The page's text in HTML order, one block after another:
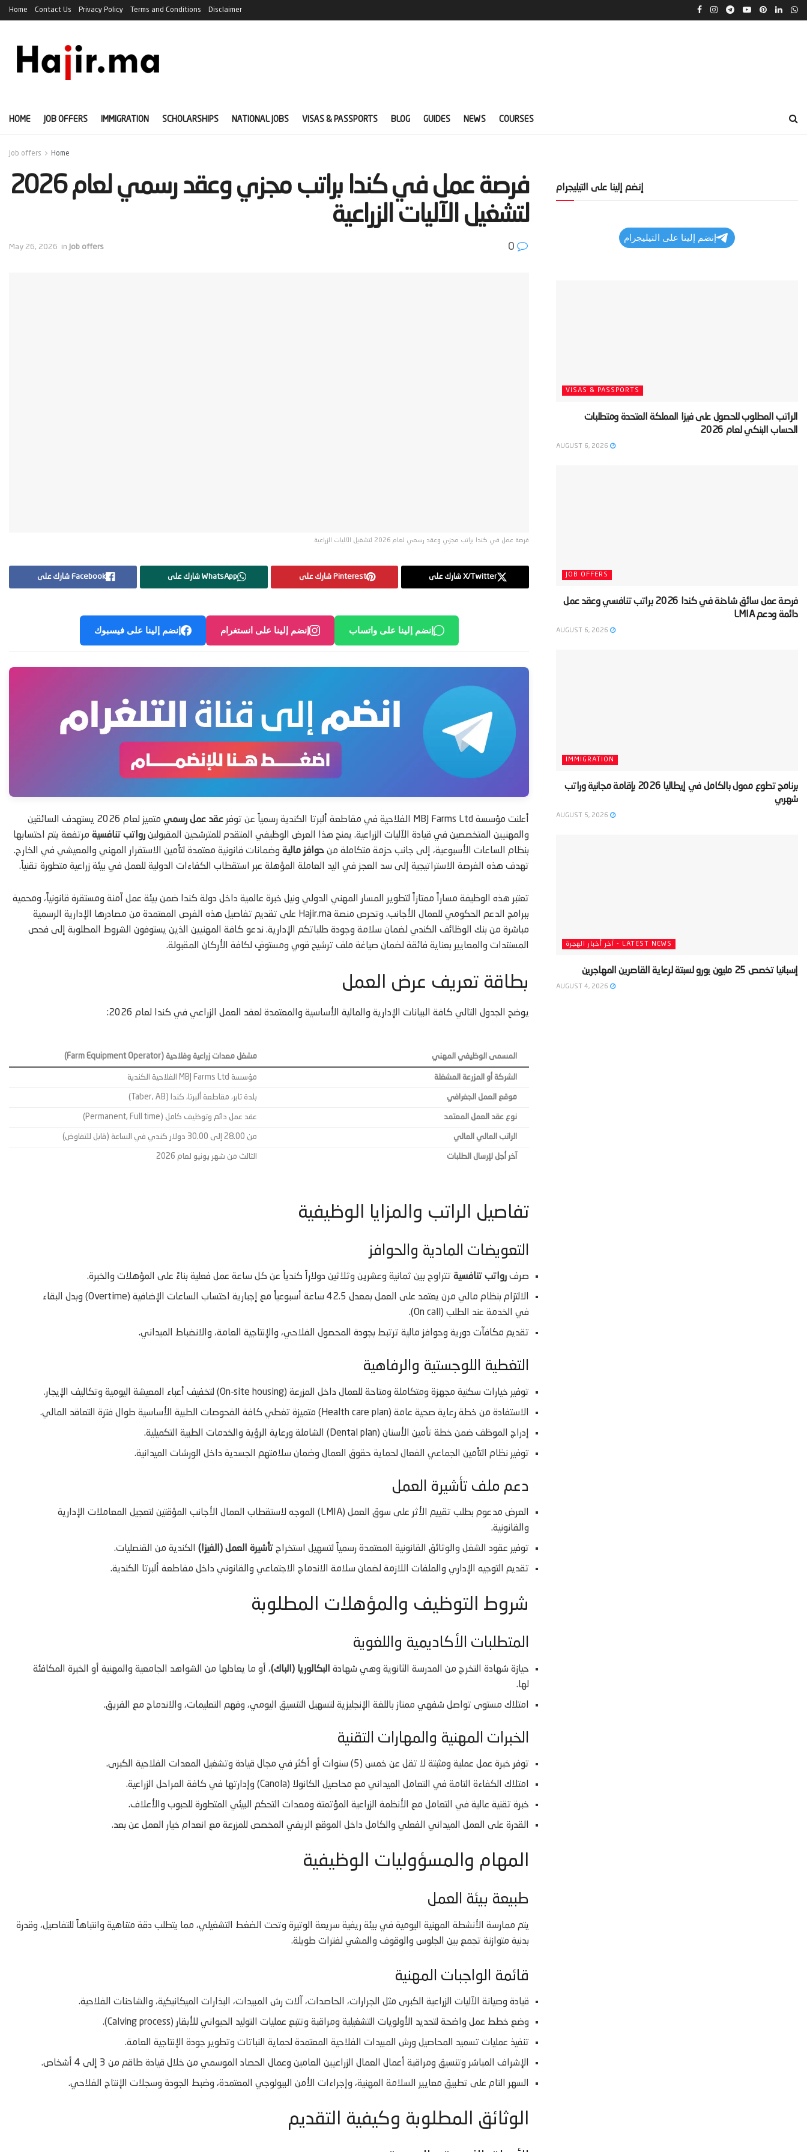
Home Contact Us Privacy Policy Terms and Conditions Disclaimer
HOME JOB OFFERS IMMIGRATION SCHOLARSHIPS NATIONAL JOBS VISAS & PASSPORTS BLOG GUIDES NEWS COURSES
Home
Job offers
‫فرصة عمل في كندا براتب مجزي وعقد رسمي لعام 2026
لتشغيل الآليات الزراعية‬
May 26, 2026 in Job offers
فرصة عمل في كندا براتب مجزي وعقد رسمي لعام 2026 لتشغيل الآليات الزراعية
Facebook شارك على WhatsApp شارك على Pinterest شارك على X/Twitter شارك على
إنضم إلينا على فيسبوك إنضم إلينا على انستغرام إنضم إلينا على واتساب
أعلنت مؤسسة MBJ Farms Ltd الفلاحية في مقاطعة ألبرتا الكندية رسمياً عن توفر عقد عمل رسمي
متميز لعام 2026 يستهدف السائقين
والمهنيين المتخصصين في قيادة الآليات الزراعية. يمنح هذا العرض الوظيفي المتقدم للمترشحين المقبولين رواتب تنافسية مرتفعة يتم احتسابها
بنظام الساعات الأسبوعية، إلى جانب حزمة متكاملة من حوافز مالية وضمانات قانونية معتمدة لتأمين الاستقرار المهني والمعيشي في الخارج.
تهدف هذه الفرصة الاستراتيجية إلى سد العجز في اليد العاملة المؤهلة عبر استقطاب الكفاءات الدولية للعمل في بيئة زراعية متطورة تقنياً.
تعتبر هذه الوظيفة مساراً ممتازاً لتطوير المسار المهني الدولي ونيل خبرة عالمية داخل دولة كندا ضمن بيئة عمل آمنة ومستقرة قانونياً، ومحمية
ببرامج الدعم الحكومي للعمال الأجانب. وتحرص منصة Hajir.ma على تقديم تفاصيل هذه الفرص المعتمدة من مصادرها الإدارية الرسمية
مباشرة من بنك الوظائف الكندي لضمان سلامة وجودة طلباتكم الإدارية. ندعو كافة المهنيين الذين يستوفون الشروط المطلوبة إلى فحص
المستندات والمعايير بعناية فائقة لضمان صياغة ملف ترشيح قوي ومستوفٍ لكافة الأركان المقبولة.
بطاقة تعريف عرض العمل
يوضح الجدول التالي كافة البيانات الإدارية والمالية الأساسية والمعتمدة لعقد العمل الزراعي في كندا لعام 2026:
المسمى الوظيفي المهني مشغل معدات زراعية وفلاحية (Farm Equipment Operator)
الشركة أو المزرعة المشغلة مؤسسة MBJ Farms Ltd الفلاحية الكندية
موقع العمل الجغرافي بلدة تابر، مقاطعة ألبرتا، كندا (Taber, AB)
نوع عقد العمل المعتمد عقد عمل دائم وتوظيف كامل (Permanent, Full time)
الراتب المالي المالي من 28.00 إلى 30.00 دولار كندي في الساعة (قابل للتفاوض)
آخر أجل لإرسال الطلبات الثالث من شهر يونيو لعام 2026
تفاصيل الراتب والمزايا الوظيفية
التعويضات المادية والحوافز
صرف رواتب تنافسية تتراوح بين ثمانية وعشرين وثلاثين دولاراً كندياً عن كل ساعة عمل فعلية بناءً على المؤهلات والخبرة.
الالتزام بنظام مالي مرن يعتمد على العمل بمعدل 42.5 ساعة أسبوعياً مع إجبارية احتساب الساعات الإضافية (Overtime) وبدل البقاء
في الخدمة عند الطلب (On call).
تقديم مكافآت دورية وحوافز مالية ترتبط بجودة المحصول الفلاحي، والإنتاجية العامة، والانضباط الميداني.
التغطية اللوجستية والرفاهية
توفير خيارات سكنية مجهزة ومتكاملة ومتاحة للعمال داخل المزرعة (On-site housing) لتخفيف أعباء المعيشة اليومية وتكاليف الإيجار.
الاستفادة من خطة رعاية صحية عامة (Health care plan) متميزة تغطي كافة الفحوصات الطبية الأساسية طوال فترة التعاقد المالي.
إدراج الموظف ضمن خطة تأمين الأسنان (Dental plan) الشاملة ورعاية الرؤية والخدمات الطبية التكميلية.
توفير نظام التأمين الجماعي الفعال لحماية حقوق العمال وضمان سلامتهم الجسدية داخل الورشات الميدانية.
دعم ملف تأشيرة العمل
العرض مدعوم بطلب تقييم الأثر على سوق العمل (LMIA) الموجه لاستقطاب العمال الأجانب المؤقتين لتعجيل المعاملات الإدارية
والقانونية.
توفير عقود الشغل والوثائق القانونية المعتمدة رسمياً لتسهيل استخراج تأشيرة العمل (الفيزا) الكندية من القنصليات.
تقديم التوجيه الإداري والملفات اللازمة لضمان سلامة الاندماج الاجتماعي والقانوني داخل مقاطعة ألبرتا الكندية.
شروط التوظيف والمؤهلات المطلوبة
المتطلبات الأكاديمية واللغوية
حيازة شهادة التخرج من المدرسة الثانوية وهي شهادة البكالوريا (الباك)، أو ما يعادلها من الشواهد الجامعية والمهنية أو الخبرة المكافئة
لها.
امتلاك مستوى تواصل شفهي ممتاز باللغة الإنجليزية لتسهيل التنسيق اليومي، وفهم التعليمات، والاندماج مع الفريق.
الخبرات المهنية والمهارات التقنية
توفر خبرة عمل عملية ومثبتة لا تقل عن خمس (5) سنوات أو أكثر في مجال قيادة وتشغيل المعدات الفلاحية الكبرى.
امتلاك الكفاءة التامة في التعامل الميداني مع محاصيل الكانولا (Canola) وإدارتها في كافة المراحل الزراعية.
خبرة تقنية عالية في التعامل مع الأنظمة الزراعية المؤتمتة ومعدات التحكم البيئي المتطورة للحبوب والأعلاف.
القدرة على العمل الميداني الفعلي والكامل داخل الموقع الريفي المخصص للمزرعة مع انعدام خيار العمل عن بعد.
المهام والمسؤوليات الوظيفية
طبيعة بيئة العمل
يتم ممارسة الأنشطة المهنية اليومية في بيئة ريفية سريعة الوتيرة وتحت الضغط التشغيلي، مما يتطلب دقة متناهية وانتباهاً للتفاصيل، وقدرة
بدنية متوازنة تجمع بين الجلوس والوقوف والمشي لفترات طويلة.
قائمة الواجبات المهنية
قيادة وصيانة الآليات الزراعية الكبرى مثل الجرارات، الحاصدات، آلات رش المبيدات، البذارات الميكانيكية، والشاحنات الفلاحية.
وضع خطط عمل واضحة لتحديد الأولويات التشغيلية ومراقبة وتتبع عمليات التوليد الحيواني للأبقار (Calving process).
تنفيذ عمليات تسميد المحاصيل ورش المبيدات الفلاحية المعتمدة لحماية النباتات وتطوير جودة الإنتاجية العامة.
الإشراف المباشر وتنسيق ومراقبة أعمال العمال الزراعيين العامين وعمال الحصاد الموسمي من خلال قيادة طاقم من 3 إلى 4 أشخاص.
السهر التام على تطبيق معايير السلامة المهنية، وإجراءات الأمن البيولوجي المعتمدة، وضبط الجودة وسجلات الإنتاج الفلاحي.
الوثائق المطلوبة وكيفية التقديم
إنضم إلينا على التيليجرام
إنضم إلينا على التيليجرام
VISAS & PASSPORTS
‫الراتب المطلوب للحصول على فيزا المملكة المتحدة ومتطلبات
الحساب البنكي لعام 2026‬
JOB OFFERS
‫فرصة عمل سائق شاحنة في كندا 2026 براتب تنافسي وعقد عمل
دائمة ودعم LMIA‬
IMMIGRATION
‫برنامج تطوع ممول بالكامل في إيطاليا 2026 بإقامة مجانية وراتب
شهري‬
LATEST NEWS - آخر أخبار الهجرة
‫إسبانيا تخصص 25 مليون يورو لسبتة لرعاية القاصرين المهاجرين‬